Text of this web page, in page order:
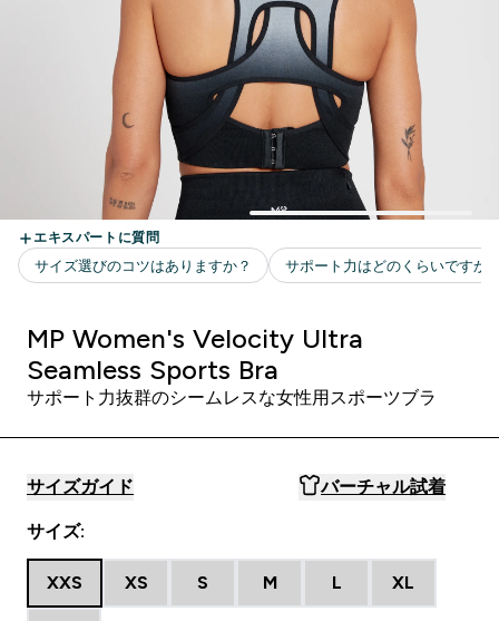
MP Women's Velocity Ultra
Seamless Sports Bra
サポート力抜群のシームレスな女性用スポーツブラ
サイズガイド バーチャル試着
サイズ:
XXS XS S M L XL